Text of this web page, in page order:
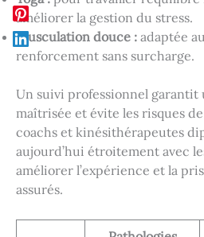
améliorer la gestion du stress.
Musculation douce : adaptée
renforcement sans surcharge.
Un suivi professionnel garantit
maîtrisée et évite les risques
coachs et kinésithérapeutes
aujourd’hui étroitement avec
améliorer l’expérience et la
assurés.